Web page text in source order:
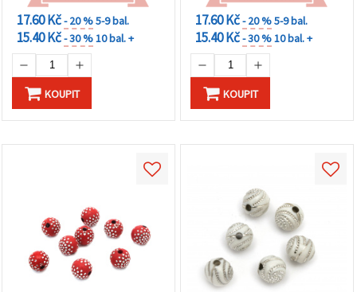
17.60 Kč- 20 %5-9 bal.
15.40 Kč- 30 %10 bal. +
KOUPIT
17.60 Kč- 20 %5-9 bal.
15.40 Kč- 30 %10 bal. +
KOUPIT